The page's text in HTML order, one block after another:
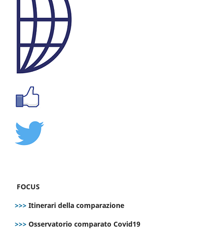
FOCUS
>>> Itinerari della comparazione
>>> Osservatorio comparato Covid19